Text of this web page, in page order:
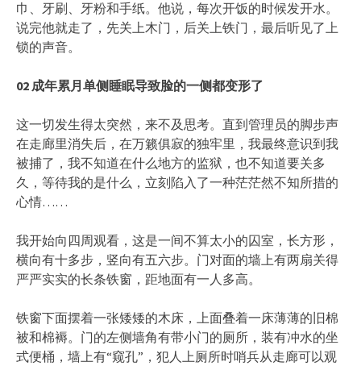
巾、牙刷、牙粉和手纸。他说，每次开饭的时候发开水。
说完他就走了，先关上木门，后关上铁门，最后听见了上
锁的声音。
02 成年累月单侧睡眠导致脸的一侧都变形了
这一切发生得太突然，来不及思考。直到管理员的脚步声
在走廊里消失后，在万籁俱寂的独牢里，我最终意识到我
被捕了，我不知道在什么地方的监狱，也不知道要关多
久，等待我的是什么，立刻陷入了一种茫茫然不知所措的
心情……
我开始向四周观看，这是一间不算太小的囚室，长方形，
横向有十多步，竖向有五六步。门对面的墙上有两扇关得
严严实实的长条铁窗，距地面有一人多高。
铁窗下面摆着一张矮矮的木床，上面叠着一床薄薄的旧棉
被和棉褥。门的左侧墙角有带小门的厕所，装有冲水的坐
式便桶，墙上有“窥孔”，犯人上厕所时哨兵从走廊可以观